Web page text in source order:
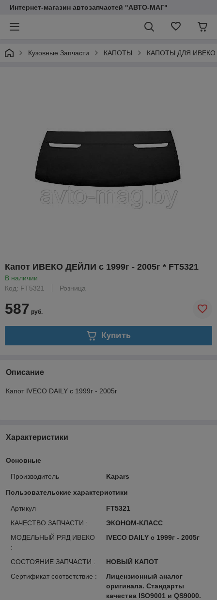
Интернет-магазин автозапчастей "АВТО-МАГ"
Кузовные Запчасти КАПОТЫ КАПОТЫ ДЛЯ ИВЕКО
Капот ИВЕКО ДЕЙЛИ с 1999г - 2005г * FT5321
В наличии
Код: FT5321
Розница
587 руб.
Купить
Описание
Капот IVECO DAILY с 1999г - 2005г
Характеристики
Основные
Производитель Kapars
Пользовательские характеристики
Артикул
FT5321
КАЧЕСТВО ЗАПЧАСТИ :
ЭКОНОМ-КЛАСС
МОДЕЛЬНЫЙ РЯД ИВЕКО
:
IVECO DAILY с 1999г - 2005г
СОСТОЯНИЕ ЗАПЧАСТИ :
НОВЫЙ КАПОТ
Сертификат соответствие :
Лицензионный аналог
оригинала. Стандарты
качества ISO9001 и QS9000.